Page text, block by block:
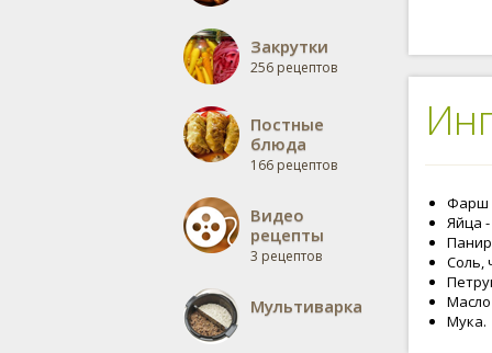
Закрутки
256 рецептов
Постные
блюда
166 рецептов
Видео
рецепты
3 рецептов
Мультиварка
Фарш
Яйца
Соль,
Мука.